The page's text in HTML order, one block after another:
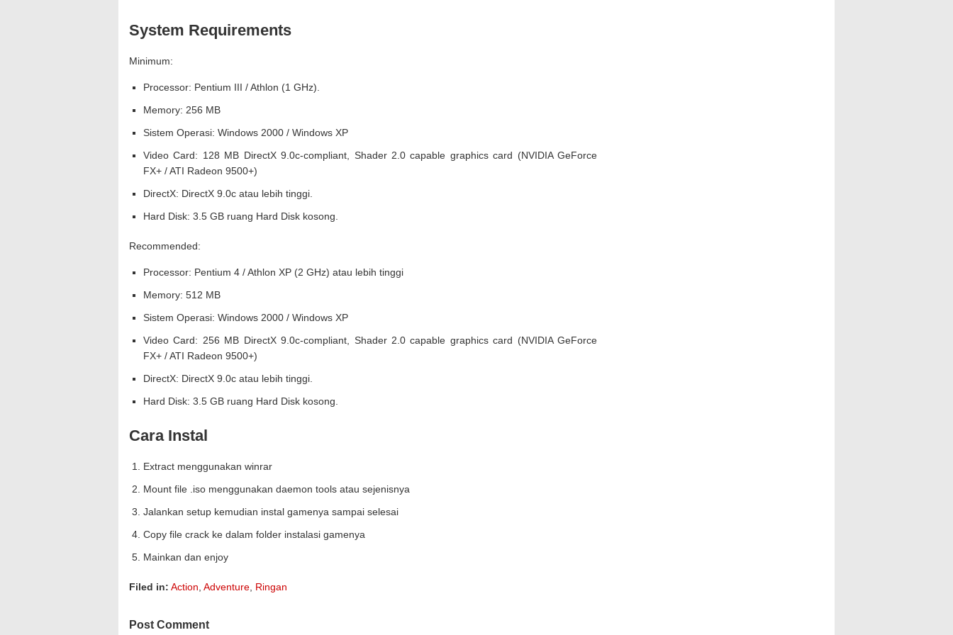
System Requirements
Minimum:
Processor: Pentium III / Athlon (1 GHz).
Memory: 256 MB
Sistem Operasi: Windows 2000 / Windows XP
Video Card: 128 MB DirectX 9.0c-compliant, Shader 2.0 capable graphics card (NVIDIA GeForce
FX+ / ATI Radeon 9500+)
DirectX: DirectX 9.0c atau lebih tinggi.
Hard Disk: 3.5 GB ruang Hard Disk kosong.
Recommended:
Processor: Pentium 4 / Athlon XP (2 GHz) atau lebih tinggi
Memory: 512 MB
Sistem Operasi: Windows 2000 / Windows XP
Video Card: 256 MB DirectX 9.0c-compliant, Shader 2.0 capable graphics card (NVIDIA GeForce
FX+ / ATI Radeon 9500+)
DirectX: DirectX 9.0c atau lebih tinggi.
Hard Disk: 3.5 GB ruang Hard Disk kosong.
Cara Instal
Extract menggunakan winrar
Mount file .iso menggunakan daemon tools atau sejenisnya
Jalankan setup kemudian instal gamenya sampai selesai
Copy file crack ke dalam folder instalasi gamenya
Mainkan dan enjoy
Filed in: Action Adventure Ringan
Post Comment